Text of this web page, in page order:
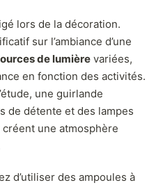
lors de la décoration.
sur l’ambiance d’une
de lumière variées,
en fonction des activités.
une guirlande
de détente et des lampes
créent une atmosphère
d’utiliser des ampoules à